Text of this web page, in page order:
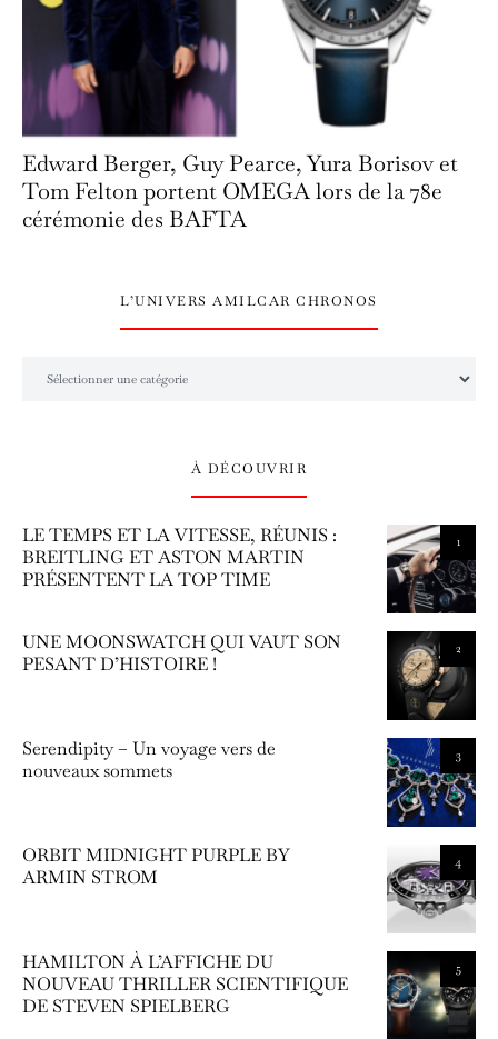
Edward Berger, Guy Pearce, Yura Borisov et
Tom Felton portent OMEGA lors de la 78e
cérémonie des BAFTA
L’UNIVERS AMILCAR CHRONOS
À DÉCOUVRIR
1
LE TEMPS ET LA VITESSE, RÉUNIS :
BREITLING ET ASTON MARTIN
PRÉSENTENT LA TOP TIME
2
UNE MOONSWATCH QUI VAUT SON
PESANT D’HISTOIRE !
3
Serendipity – Un voyage vers de
nouveaux sommets
4
ORBIT MIDNIGHT PURPLE BY
ARMIN STROM
5
HAMILTON À L’AFFICHE DU
NOUVEAU THRILLER SCIENTIFIQUE
DE STEVEN SPIELBERG